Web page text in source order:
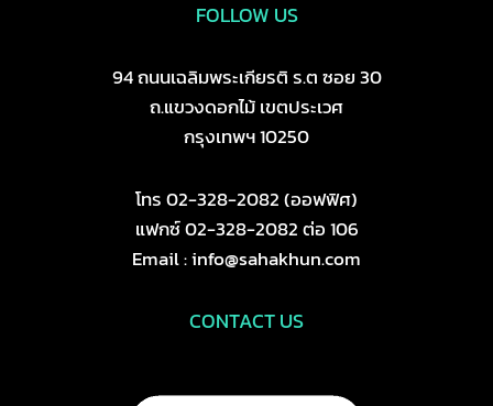
FOLLOW US
94 ถนนเฉลิมพระเกียรติ ร.ต ซอย 30
ถ.แขวงดอกไม้ เขตประเวศ
กรุงเทพฯ 10250
โทร 02-328-2082 (ออฟฟิศ)
แฟกซ์ 02-328-2082 ต่อ 106
Email : info@sahakhun.com
CONTACT US